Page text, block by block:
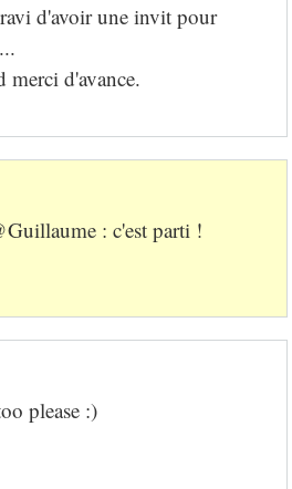
ravi d'avoir une invit pour
merci d'avance.
: c'est parti !
please :)